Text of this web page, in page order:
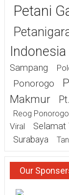
Petani
Indonesia
Sampang
Ponorogo
Makmur
Reog Ponorogo
Viral
Selamat
Surabaya
Our